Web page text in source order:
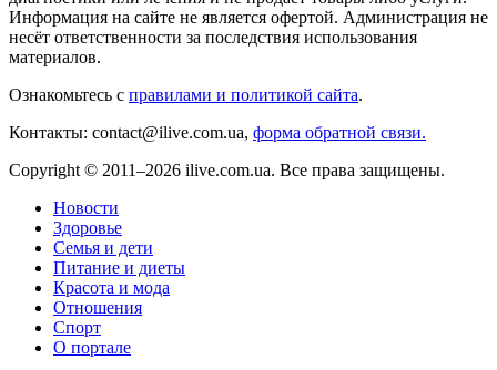
Информация на сайте не является офертой. Администрация не
несёт ответственности за последствия использования
материалов.
Ознакомьтесь с правилами и политикой сайта.
Контакты: contact@ilive.com.ua, форма обратной связи.
Copyright © 2011–2026 ilive.com.ua. Все права защищены.
Новости
Здоровье
Семья и дети
Питание и диеты
Красота и мода
Отношения
Спорт
О портале